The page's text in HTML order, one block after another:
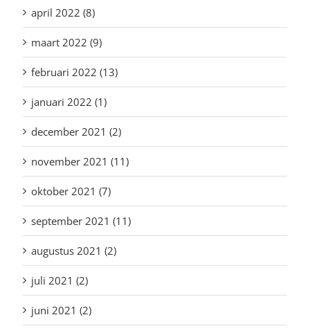
april 2022 (8)
maart 2022 (9)
februari 2022 (13)
januari 2022 (1)
december 2021 (2)
november 2021 (11)
oktober 2021 (7)
september 2021 (11)
augustus 2021 (2)
juli 2021 (2)
juni 2021 (2)